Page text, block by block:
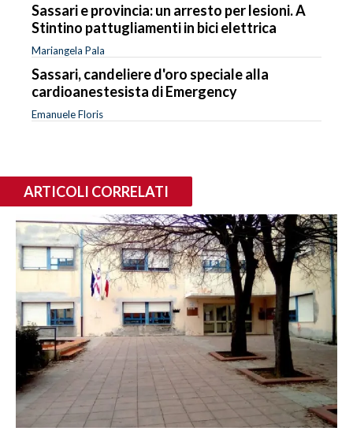
Sassari e provincia: un arresto per lesioni. A
Stintino pattugliamenti in bici elettrica
Mariangela Pala
Sassari, candeliere d'oro speciale alla
cardioanestesista di Emergency
Emanuele Floris
ARTICOLI CORRELATI